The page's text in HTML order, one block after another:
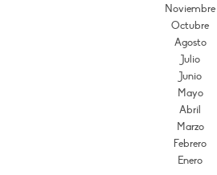
Noviembre
Octubre
Agosto
Julio
Junio
Mayo
Abril
Marzo
Febrero
Enero